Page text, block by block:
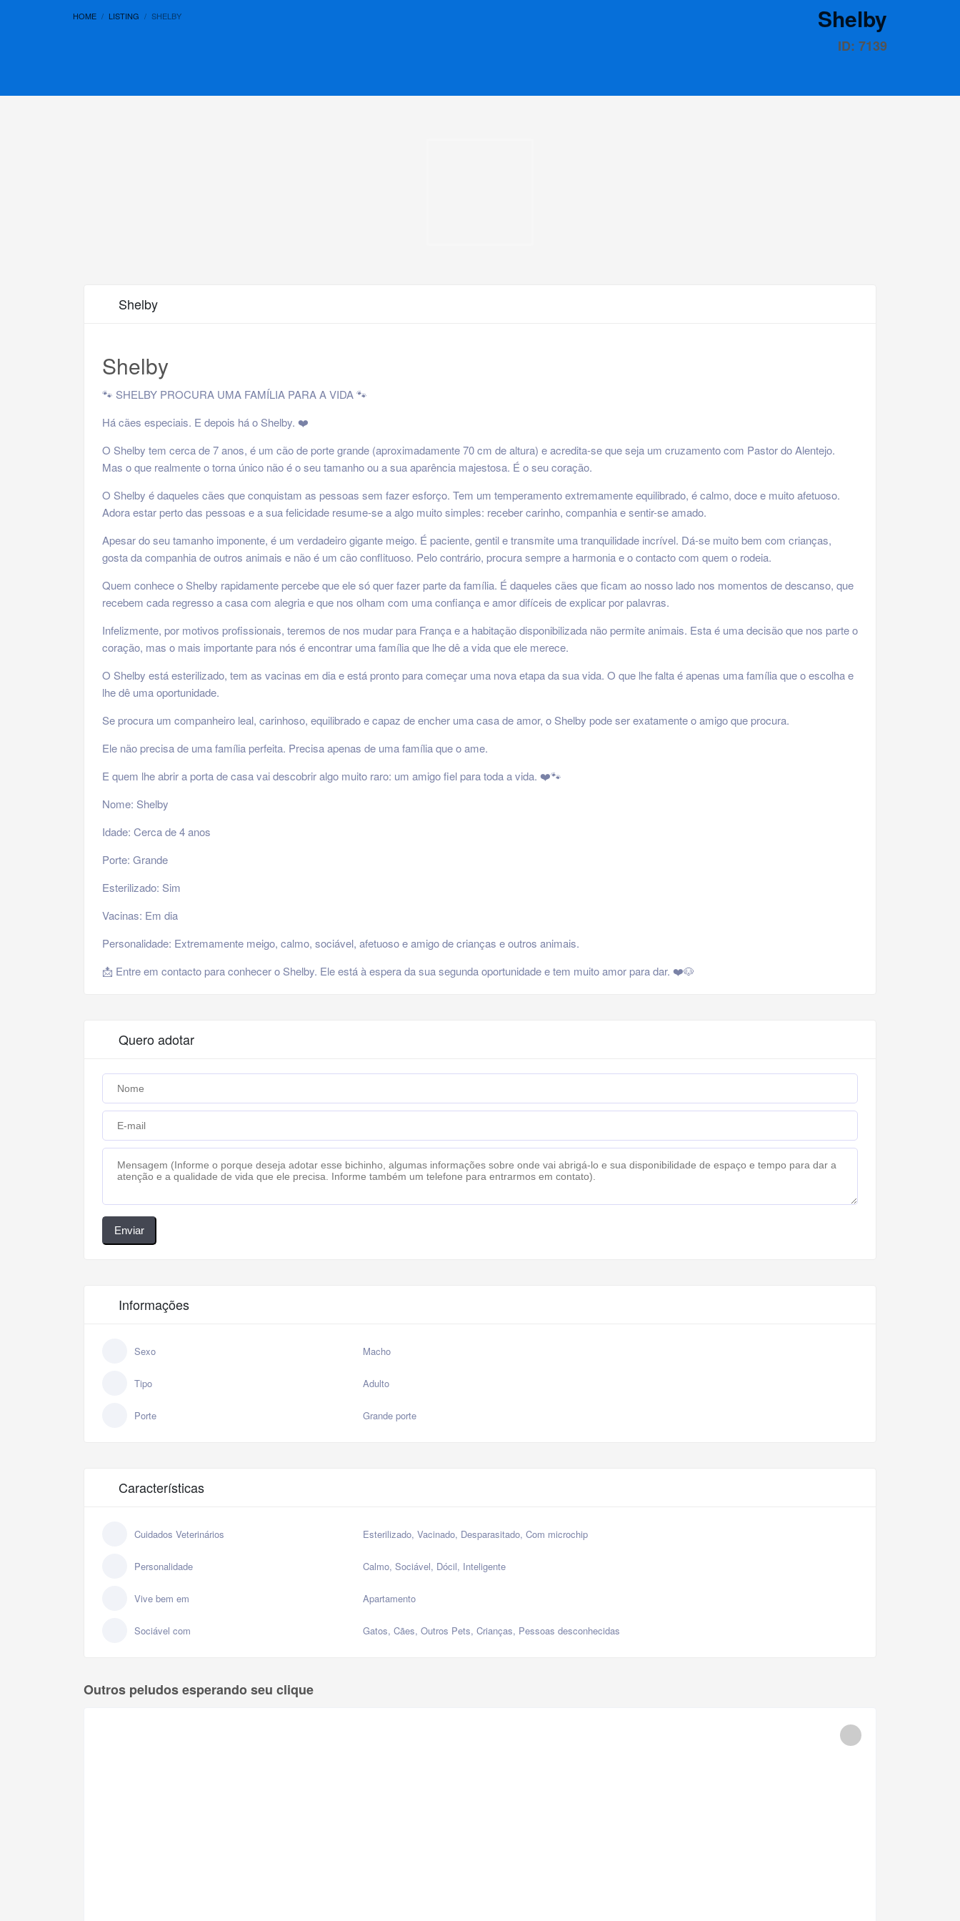
HOME LISTING SHELBY Shelby
ID: 7139
Shelby
Shelby
🐾 SHELBY PROCURA UMA FAMÍLIA PARA A VIDA 🐾
Há cães especiais. E depois há o Shelby. ❤️
O Shelby tem cerca de 7 anos, é um cão de porte grande (aproximadamente 70 cm de altura) e acredita-se que seja um cruzamento com Pastor do Alentejo.
Mas o que realmente o torna único não é o seu tamanho ou a sua aparência majestosa. É o seu coração.
O Shelby é daqueles cães que conquistam as pessoas sem fazer esforço. Tem um temperamento extremamente equilibrado, é calmo, doce e muito afetuoso.
Adora estar perto das pessoas e a sua felicidade resume-se a algo muito simples: receber carinho, companhia e sentir-se amado.
Apesar do seu tamanho imponente, é um verdadeiro gigante meigo. É paciente, gentil e transmite uma tranquilidade incrível. Dá-se muito bem com crianças,
gosta da companhia de outros animais e não é um cão conflituoso. Pelo contrário, procura sempre a harmonia e o contacto com quem o rodeia.
Quem conhece o Shelby rapidamente percebe que ele só quer fazer parte da família. É daqueles cães que ficam ao nosso lado nos momentos de descanso, que
recebem cada regresso a casa com alegria e que nos olham com uma confiança e amor difíceis de explicar por palavras.
Infelizmente, por motivos profissionais, teremos de nos mudar para França e a habitação disponibilizada não permite animais. Esta é uma decisão que nos parte o
coração, mas o mais importante para nós é encontrar uma família que lhe dê a vida que ele merece.
O Shelby está esterilizado, tem as vacinas em dia e está pronto para começar uma nova etapa da sua vida. O que lhe falta é apenas uma família que o escolha e
lhe dê uma oportunidade.
Se procura um companheiro leal, carinhoso, equilibrado e capaz de encher uma casa de amor, o Shelby pode ser exatamente o amigo que procura.
Ele não precisa de uma família perfeita. Precisa apenas de uma família que o ame.
E quem lhe abrir a porta de casa vai descobrir algo muito raro: um amigo fiel para toda a vida. ❤️🐾
Nome: Shelby
Idade: Cerca de 4 anos
Porte: Grande
Esterilizado: Sim
Vacinas: Em dia
Personalidade: Extremamente meigo, calmo, sociável, afetuoso e amigo de crianças e outros animais.
📩 Entre em contacto para conhecer o Shelby. Ele está à espera da sua segunda oportunidade e tem muito amor para dar. ❤️🐶
Quero adotar
Enviar
Informações
Sexo Macho
Tipo Adulto
Porte Grande porte
Características
Cuidados Veterinários Esterilizado, Vacinado, Desparasitado, Com microchip
Personalidade Calmo, Sociável, Dócil, Inteligente
Vive bem em Apartamento
Sociável com Gatos, Cães, Outros Pets, Crianças, Pessoas desconhecidas
Outros peludos esperando seu clique